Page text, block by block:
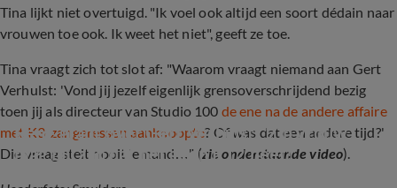
Tina lijkt niet overtuigd. "Ik voel ook altijd een soort dédain naar
vrouwen toe ook. Ik weet het niet", geeft ze toe.
Tina vraagt zich tot slot af: "Waarom vraagt niemand aan Gert
Verhulst: 'Vond jij jezelf eigenlijk grensoverschrijdend bezig
toen jij als directeur van Studio 100 de ene na de andere affaire
met K3-zangeressen aanknoopte? Of was dat een andere tijd?'
Die vraag stelt nooit iemand…" (zie onderstaande video).
René grapt over Gert Verhulst: 'Z'n vrouw
mag blij zijn dat het geen K12 heet!'